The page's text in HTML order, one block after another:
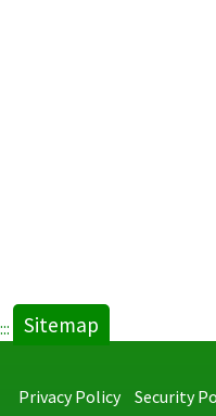
::: Sitemap
Privacy Policy Security